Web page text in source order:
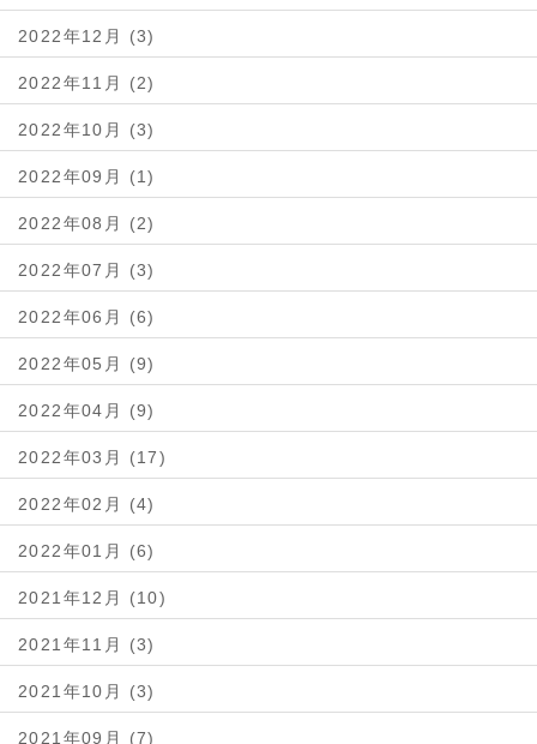
2022年12月 (3)
2022年11月 (2)
2022年10月 (3)
2022年09月 (1)
2022年08月 (2)
2022年07月 (3)
2022年06月 (6)
2022年05月 (9)
2022年04月 (9)
2022年03月 (17)
2022年02月 (4)
2022年01月 (6)
2021年12月 (10)
2021年11月 (3)
2021年10月 (3)
2021年09月 (7)